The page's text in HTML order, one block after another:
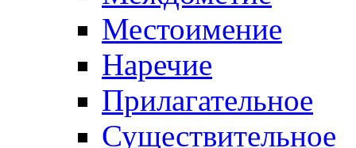
Местоимение
Наречие
Прилагательное
Существительное